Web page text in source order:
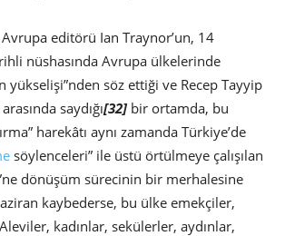
Avrupa editörü Ian Traynor’un, 14
nüshasında Avrupa ülkelerinde
yükselişi”nden söz ettiği ve Recep Tayyip
saydığı[32]bir ortamda, bu
harekâtı aynı zamanda Türkiye’de
söylenceleri” ile üstü örtülmeye çalışılan
dönüşüm sürecinin bir merhalesine
kaybederse, bu ülke emekçiler,
kadınlar, sekülerler, aydınlar,